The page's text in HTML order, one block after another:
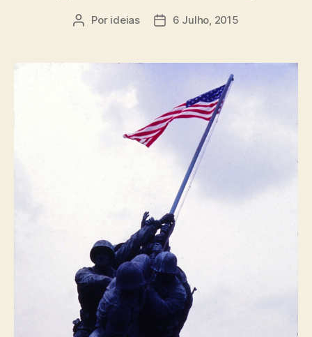
Autor
Por ideias
Data6 Julho, 2015